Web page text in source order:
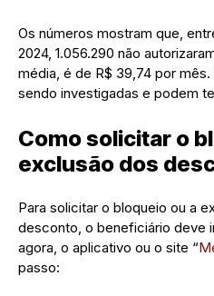
Os números mostram que,
2024, 1.056.290 não
média, é de R$ 39,74 por
sendo investigadas e podem
Como solicitar o
exclusão dos
Para solicitar o bloqueio ou a
desconto, o beneficiário deve
agora, o aplicativo ou o site “
passo: